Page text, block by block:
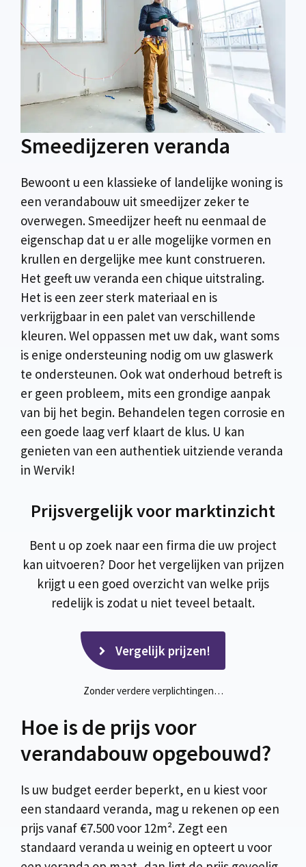
Smeedijzeren veranda
Bewoont u een klassieke of landelijke woning is
een verandabouw uit smeedijzer zeker te
overwegen. Smeedijzer heeft nu eenmaal de
eigenschap dat u er alle mogelijke vormen en
krullen en dergelijke mee kunt construeren.
Het geeft uw veranda een chique uitstraling.
Het is een zeer sterk materiaal en is
verkrijgbaar in een palet van verschillende
kleuren. Wel oppassen met uw dak, want soms
is enige ondersteuning nodig om uw glaswerk
te ondersteunen. Ook wat onderhoud betreft is
er geen probleem, mits een grondige aanpak
van bij het begin. Behandelen tegen corrosie en
een goede laag verf klaart de klus. U kan
genieten van een authentiek uitziende veranda
in Wervik!
Prijsvergelijk voor marktinzicht
Bent u op zoek naar een firma die uw project
kan uitvoeren? Door het vergelijken van prijzen
krijgt u een goed overzicht van welke prijs
redelijk is zodat u niet teveel betaalt.
Vergelijk prijzen!
Zonder verdere verplichtingen…
Hoe is de prijs voor
verandabouw opgebouwd?
Is uw budget eerder beperkt, en u kiest voor
een standaard veranda, mag u rekenen op een
prijs vanaf €7.500 voor 12m². Zegt een
standaard veranda u weinig en opteert u voor